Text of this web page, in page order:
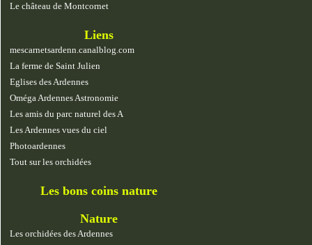
Le château de Montcornet
Liens
mescarnetsardenn.canalblog.com
La ferme de Saint Julien
Eglises des Ardennes
Oméga Ardennes Astronomie
Les amis du parc naturel des A
Les Ardennes vues du ciel
Photoardennes
Tout sur les orchidées
Les bons coins nature
Nature
Les orchidées des Ardennes